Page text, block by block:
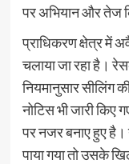
पर अभियान और तेज
प्राधिकरण क्षेत्र में
चलाया जा रहा है।
नियमानुसार सीलिंग
नोटिस भी जारी किए
पर नजर बनाए हुए है।
पाया गया तो उसके